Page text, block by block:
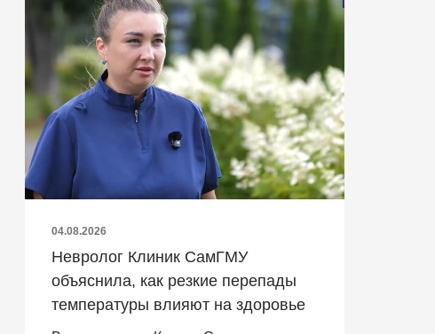
04.08.2026
Невролог Клиник СамГМУ
объяснила, как резкие перепады
температуры влияют на здоровье